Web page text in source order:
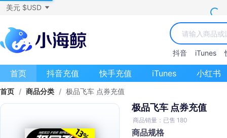
美元 $USD
抖音 iTunes
首页 抖音充值 快手充值 iTunes 小红书
首页 / 商品分类 / 极品飞车 点券充值
极品飞车 点券充值
商品销量：已售 180
商品规格